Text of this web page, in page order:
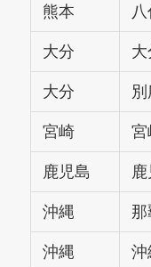
熊本
大分
大分
宮崎 宮
鹿児島
沖縄 那
沖縄 沖